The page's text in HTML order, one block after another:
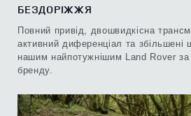
БЕЗДОРІЖЖЯ
Повний привід, двошвидкісна
активний диференціал та збільшені
нашим найпотужнішим Land Rover за
бренду.